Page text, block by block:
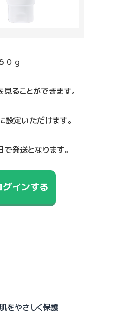
０ｇ
ることができます。
設定いただけます。
発送となります。
グインする
をやさしく保護